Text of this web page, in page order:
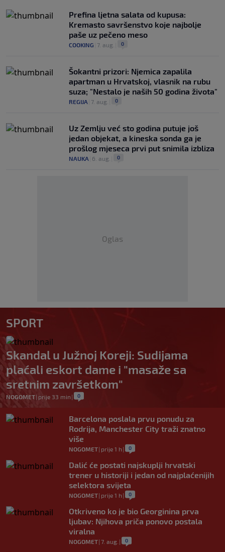
Prefina ljetna salata od kupusa:
Kremasto savršenstvo koje najbolje
paše uz pečeno meso
COOKING 7. aug. 0
Šokantni prizori: Njemica zapalila
apartman u Hrvatskoj, vlasnik na rubu
suza; "Nestalo je naših 50 godina života"
REGIJA 7. aug. 0
Uz Zemlju već sto godina putuje još
jedan objekat, a kineska sonda ga je
prošlog mjeseca prvi put snimila izbliza
NAUKA 6. aug. 0
Oglas
SPORT
Skandal u Južnoj Koreji: Sudijama
plaćali eskort dame i "masaže sa
sretnim završetkom"
NOGOMET| prije 33 min | 0
Barcelona poslala prvu ponudu za
Rodrija, Manchester City traži znatno
više
NOGOMET| prije 1 h | 0
Dalić će postati najskuplji hrvatski
trener u historiji i jedan od najplaćenijih
selektora svijeta
NOGOMET| prije 1 h | 0
Otkriveno ko je bio Georginina prva
ljubav: Njihova priča ponovo postala
viralna
NOGOMET| 7. aug. | 0